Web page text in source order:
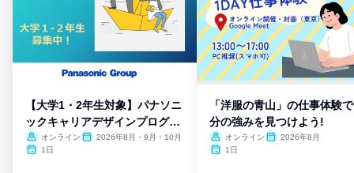
【大学1・2年生対象】パナソニ
ックキャリアデザインプログラ
ム
オンライン
2026年8月・9月・10月
1日
「洋服の青山」の仕事体験
分の強みを見つけよう!
オンライン
2026年8月
1日